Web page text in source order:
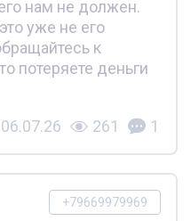
нам не должен.
уже не его
к
потеряете деньги
06.07.26 261 1
+79669979969